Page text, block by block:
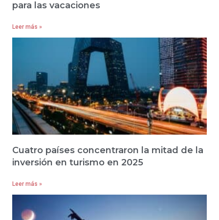
para las vacaciones
Leer más »
Cuatro países concentraron la mitad de la
inversión en turismo en 2025
Leer más »